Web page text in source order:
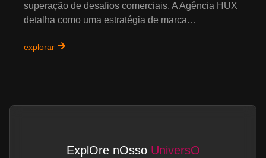
superação de desafios comerciais. A Agência HUX
detalha como uma estratégia de marca…
explorar
ExplOre nOsso UniversO